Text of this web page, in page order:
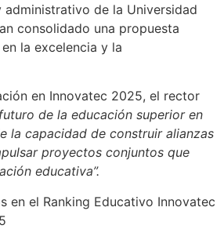
de la Universidad
consolidado una propuesta
la excelencia y la
en Innovatec 2025, el rector
de la educación superior en
la capacidad de construir alianzas
proyectos conjuntos que
educativa”.
en el Ranking Educativo Innovatec